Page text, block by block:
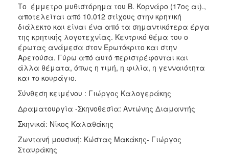
Το έμμετρο μυθιστόρημα του Β. Κορνάρο (17ος αι).,
αποτελείται από 10.012 στίχους στην κρητική
διάλεκτο και είναι ένα από τα σημαντικότερα έργα
της κρητικής λογοτεχνίας. Κεντρικό θέμα του ο
έρωτας ανάμεσα στον Ερωτόκριτο και στην
Αρετούσα. Γύρω από αυτό περιστρέφονται και
άλλα θέματα, όπως η τιμή, η φιλία, η γενναιότητα
και το κουράγιο.
Σύνθεση κειμένου : Γιώργος Καλογεράκης
Δραματουργία -Σκηνοθεσία: Αντώνης Διαμαντής
Σκηνικά: Νίκος Καλαθάκης
Ζωντανή μουσική: Κώστας Μακάκης- Γιώργος
Σταυράκης